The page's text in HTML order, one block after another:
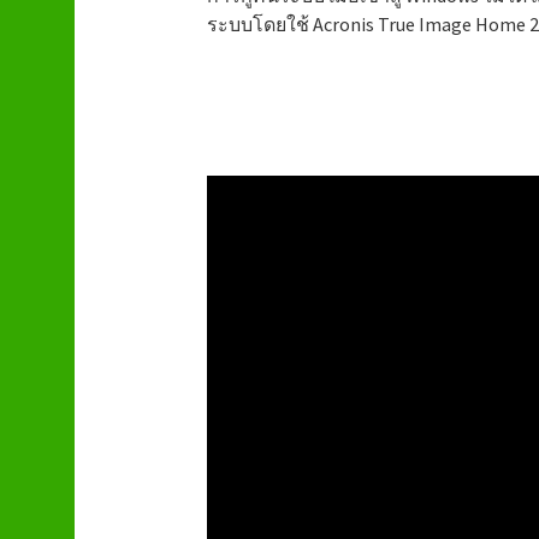
ระบบโดยใช้ Acronis True Image Home